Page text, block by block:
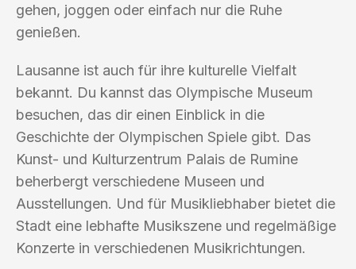
gehen, joggen oder einfach nur die Ruhe
genießen.
Lausanne ist auch für ihre kulturelle Vielfalt
bekannt. Du kannst das Olympische Museum
besuchen, das dir einen Einblick in die
Geschichte der Olympischen Spiele gibt. Das
Kunst- und Kulturzentrum Palais de Rumine
beherbergt verschiedene Museen und
Ausstellungen. Und für Musikliebhaber bietet die
Stadt eine lebhafte Musikszene und regelmäßige
Konzerte in verschiedenen Musikrichtungen.